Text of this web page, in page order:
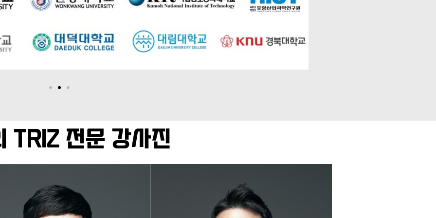
TRIZ 전문 강사진